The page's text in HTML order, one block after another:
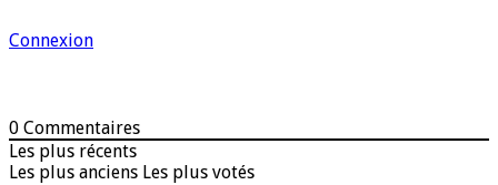
Connexion
0 Commentaires
Les plus récents
Les plus anciens Les plus votés